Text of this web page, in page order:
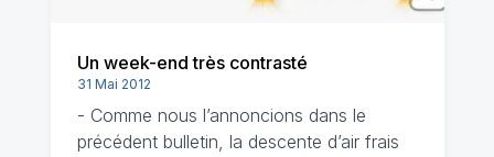
Un week-end très contrasté
31 Mai 2012
- Comme nous l’annoncions dans le
précédent bulletin, la descente d’air frais